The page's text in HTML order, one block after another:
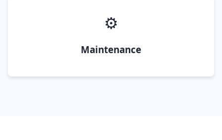
⚙️
Maintenance